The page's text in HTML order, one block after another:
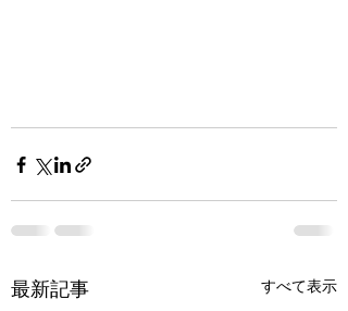
最新記事 すべて表示